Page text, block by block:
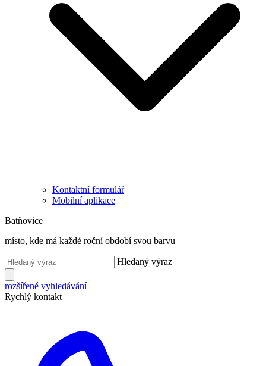
Kontaktní formulář
Mobilní aplikace
Batňovice
místo, kde má každé roční období svou barvu
Hledaný výraz
rozšířené vyhledávání
Rychlý kontakt